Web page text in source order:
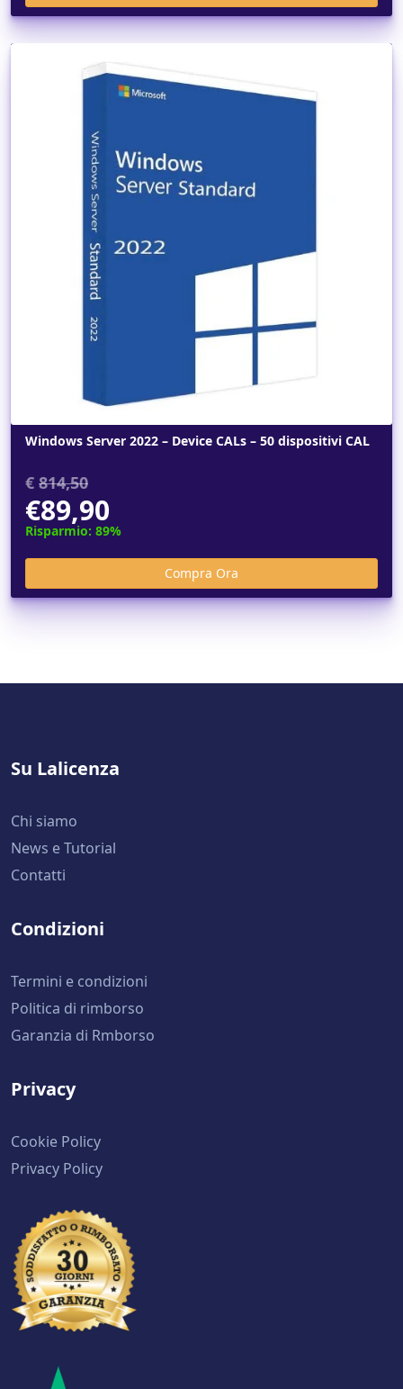
Windows Server 2022 – Device CALs – 50 dispositivi CAL
€ 814,50
€89,90
Risparmio: 89%
Su Lalicenza
Chi siamo
News e Tutorial
Contatti
Condizioni
Termini e condizioni
Politica di rimborso
Garanzia di Rmborso
Privacy
Cookie Policy
Privacy Policy